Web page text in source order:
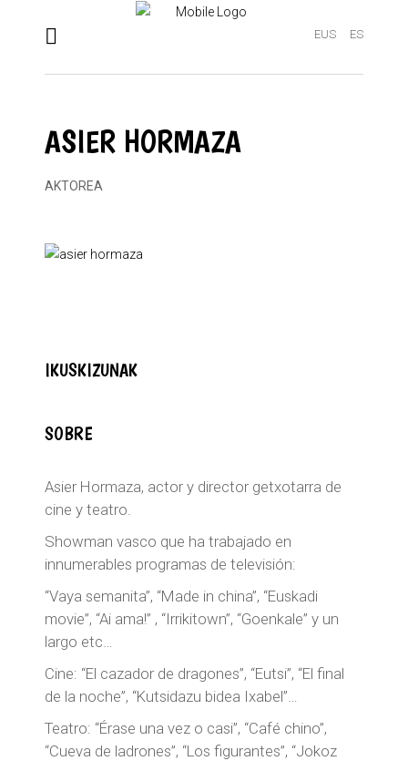
EUS ES
ASIER HORMAZA
AKTOREA
IKUSKIZUNAK
SOBRE
Asier Hormaza, actor y director getxotarra de
cine y teatro.
Showman vasco que ha trabajado en
innumerables programas de televisión:
“Vaya semanita”, “Made in china”, “Euskadi
movie”, “Ai ama!” , “Irrikitown”, “Goenkale” y un
largo etc…
Cine: “El cazador de dragones”, “Eutsi”, “El final
de la noche”, “Kutsidazu bidea Ixabel”…
Teatro: “Érase una vez o casi”, “Café chino”,
“Cueva de ladrones”, “Los figurantes”, “Jokoz